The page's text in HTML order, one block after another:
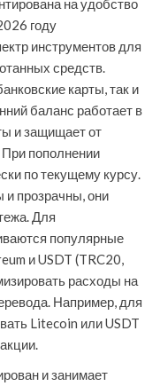
на удобство
году
инструментов для
средств.
карты, так и
баланс работает в
и защищает от
пополнении
по текущему курсу.
и прозрачны, они
Для
популярные
и USDT (TRC20,
расходы на
Например, для
Litecoin или USDT
и занимает